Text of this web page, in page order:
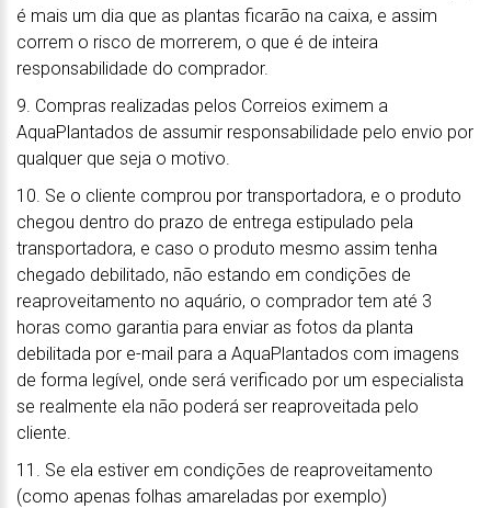
é mais um dia que as plantas ficarão na caixa, e assim
correm o risco de morrerem, o que é de inteira
responsabilidade do comprador.
9. Compras realizadas pelos Correios eximem a
AquaPlantados de assumir responsabilidade pelo envio por
qualquer que seja o motivo.
10. Se o cliente comprou por transportadora, e o produto
chegou dentro do prazo de entrega estipulado pela
transportadora, e caso o produto mesmo assim tenha
chegado debilitado, não estando em condições de
reaproveitamento no aquário, o comprador tem até 3
horas como garantia para enviar as fotos da planta
debilitada por e-mail para a AquaPlantados com imagens
de forma legível, onde será verificado por um especialista
se realmente ela não poderá ser reaproveitada pelo
cliente.
11. Se ela estiver em condições de reaproveitamento
(como apenas folhas amareladas por exemplo)